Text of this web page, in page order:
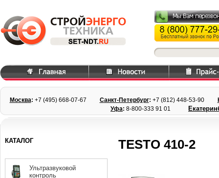
Москва: +7 (495) 668-07-67 Санкт-Петербург: +7 (812) 448-53-90
Уфа: 8-800-333 91 01
TESTO 410-2
КАТАЛОГ
Ультразвуковой
контроль